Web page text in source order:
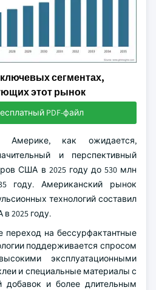
сегментах,
этот рынок
PDF-файл
как ожидается,
и перспективный
США в 2025 году до 530 млн
году. Американский рынок
технологий составил
2025 году.
на бессурфактантные
поддерживается спросом
эксплуатационными
и специальные материалы с
добавок и более длительным